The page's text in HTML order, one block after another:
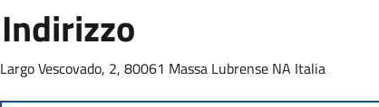
Indirizzo
Largo Vescovado, 2, 80061 Massa Lubrense NA Italia